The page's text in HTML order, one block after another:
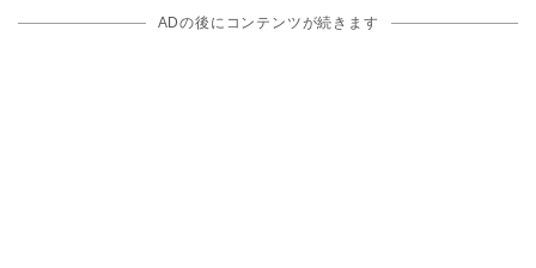
ADの後にコンテンツが続きます